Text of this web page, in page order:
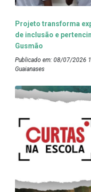
Projeto transforma
de inclusão e
Gusmão
Publicado em: 08/07/2026
Guaianases